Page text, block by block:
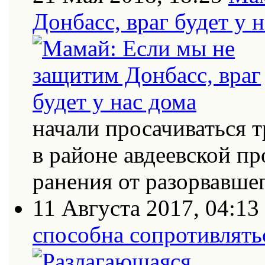
Донбасс, враг будет у
начали
в районе авдеевской
ранения от
11 Августа 2017, 04:13
способна